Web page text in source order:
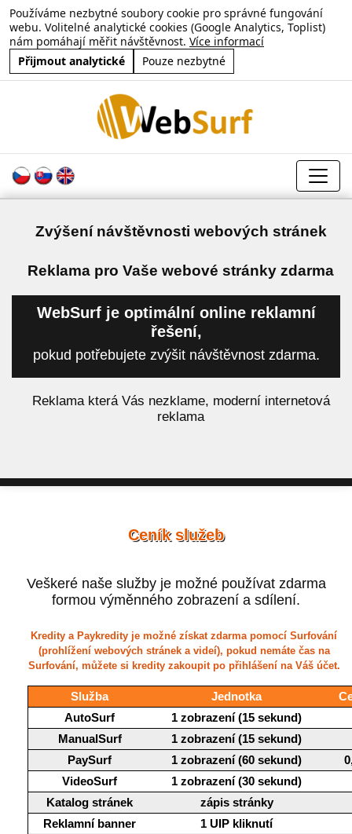
Používáme nezbytné soubory cookie pro správné fungování
webu. Volitelné analytické cookies (Google Analytics, Toplist)
nám pomáhají měřit návštěvnost. Více informací
Přijmout analytické
Pouze nezbytné
Zvýšení návštěvnosti webových stránek
Reklama pro Vaše webové stránky zdarma
WebSurf je optimální online reklamní
řešení,
pokud potřebujete zvýšit návštěvnost zdarma.
Reklama která Vás nezklame, moderní internetová
reklama
Ceník služeb
Veškeré naše služby je možné používat zdarma
formou výměnného zobrazení a sdílení.
Kredity a Paykredity je možné získat zdarma pomocí Surfování
(prohlížení webových stránek a videí), pokud nemáte čas na
Surfování, můžete si kredity zakoupit po přihlášení na Váš účet.
Služba Jednotka
AutoSurf
1 zobrazení (15 sekund)
ManualSurf
1 zobrazení (15 sekund)
PaySurf
1 zobrazení (60 sekund)
VideoSurf
1 zobrazení (30 sekund)
Katalog stránek
zápis stránky
Reklamní banner
1 UIP kliknutí